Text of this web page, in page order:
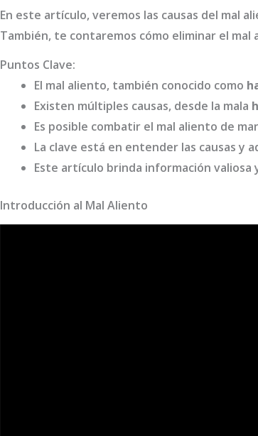
En este artículo, veremos las causas del mal
También, te contaremos cómo eliminar el mal
Puntos Clave:
El mal aliento, también conocido como
Existen múltiples causas, desde la mala
Es posible combatir el mal aliento de
La clave está en entender las causas y
Este artículo brinda información
Introducción al Mal Aliento